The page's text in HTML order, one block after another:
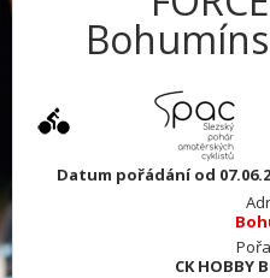
Datum pořádání od
CK HOBBY